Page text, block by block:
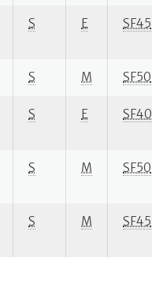
S E SF45
S M SF50
S E SF40
S M SF50
S M SF45